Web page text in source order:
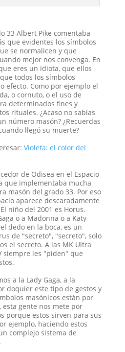
33 Albert Pike comentaba
que evidentes los símbolos
se normalicen y que
mejor nos convenga. En
eres un idiota, que ellos
todos los símbolos
efecto. Como por ejemplo el
o cornuto, o el uso de
determinados fines y
rituales. ¿Acaso no sabías
número masón? ¿Recuerdas
llegó su muerte?
Violeta: el color del
de Odisea en el Espacio
que implementaba mucha
masón del grado 33. Por eso
aparece descaradamente
niño del 2001 es Horus.
o a Madonna o a Katy
dedo en la boca, es un
de "secreto", "secreto", solo
el secreto. A las MK Ultra
siempre les "piden" que
a la Lady Gaga, a la
doquier este tipo de gestos y
masónicos están por
esta gente nos mete por
porque estos sirven para sus
ejemplo, haciendo estos
complejo sistema de